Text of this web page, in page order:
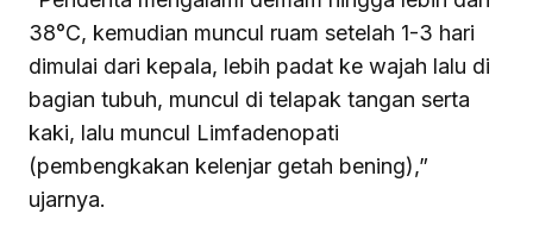
38°C, kemudian muncul ruam setelah 1-3 hari
dimulai dari kepala, lebih padat ke wajah lalu di
bagian tubuh, muncul di telapak tangan serta
kaki, lalu muncul Limfadenopati
(pembengkakan kelenjar getah bening),”
ujarnya.